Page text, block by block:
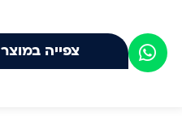
צפייה במוצר